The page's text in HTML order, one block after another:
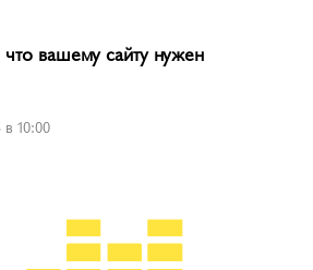
что вашему сайту нужен
в 10:00